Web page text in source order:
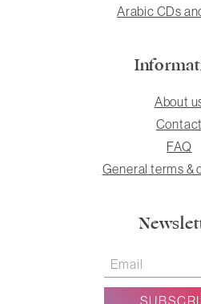
Arabic CDs
About
Contact
FAQ
General terms &